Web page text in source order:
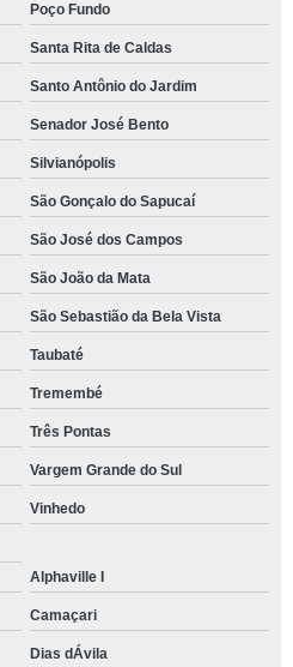
Poço Fundo
Santa Rita de Caldas
Santo Antônio do Jardim
Senador José Bento
Silvianópolis
São Gonçalo do Sapucaí
São José dos Campos
São João da Mata
São Sebastião da Bela Vista
Taubaté
Tremembé
Três Pontas
Vargem Grande do Sul
Vinhedo
Alphaville I
Camaçari
Dias dÁvila